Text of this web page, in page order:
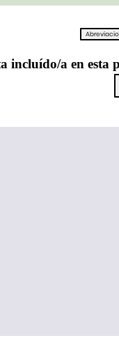
incluído/a en esta